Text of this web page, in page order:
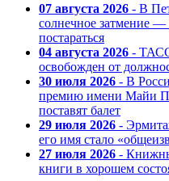
07 августа 2026 - В
солнечное затмение
постараться
04 августа 2026 -
освобожден от
30 июля 2026 - В
премию имени Майи
поставят балет
29 июля 2026 -
его имя стало
27 июля 2026 -
книги в хорошем